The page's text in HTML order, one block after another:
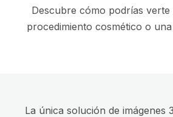
Descubre cómo podrías verte
procedimiento cosmético o
La única solución de imágenes